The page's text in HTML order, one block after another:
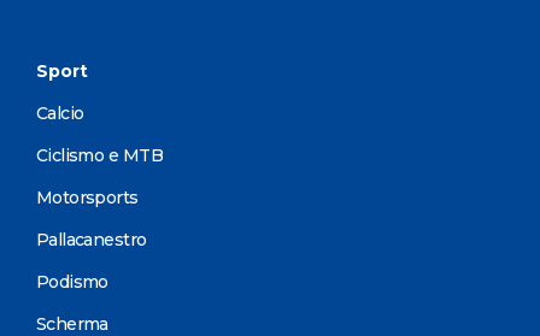
Sport
Calcio
Ciclismo e MTB
Motorsports
Pallacanestro
Podismo
Scherma